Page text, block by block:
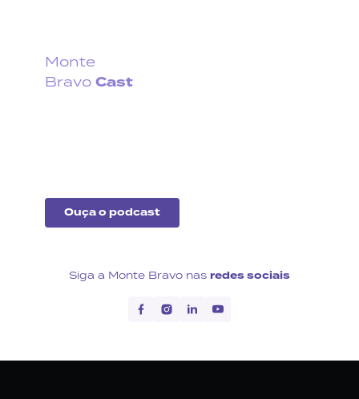
Monte
Bravo Cast
Ouça o podcast
Siga a Monte Bravo nas redes sociais